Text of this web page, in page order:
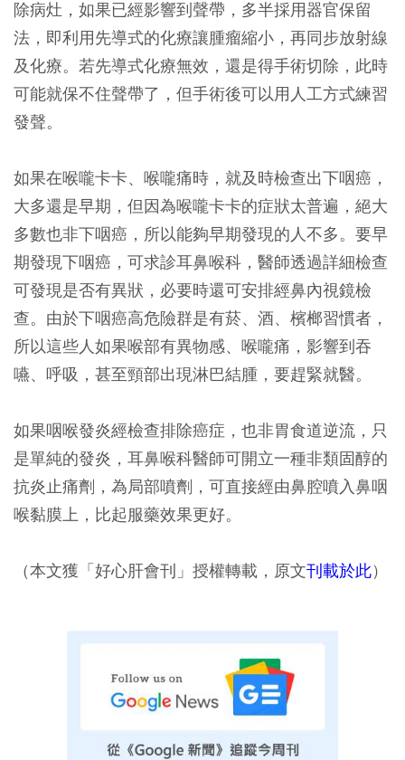
除病灶，如果已經影響到聲帶，多半採用器官保留
法，即利用先導式的化療讓腫瘤縮小，再同步放射線
及化療。若先導式化療無效，還是得手術切除，此時
可能就保不住聲帶了，但手術後可以用人工方式練習
發聲。
如果在喉嚨卡卡、喉嚨痛時，就及時檢查出下咽癌，
大多還是早期，但因為喉嚨卡卡的症狀太普遍，絕大
多數也非下咽癌，所以能夠早期發現的人不多。要早
期發現下咽癌，可求診耳鼻喉科，醫師透過詳細檢查
可發現是否有異狀，必要時還可安排經鼻內視鏡檢
查。由於下咽癌高危險群是有菸、酒、檳榔習慣者，
所以這些人如果喉部有異物感、喉嚨痛，影響到吞
嚥、呼吸，甚至頸部出現淋巴結腫，要趕緊就醫。
如果咽喉發炎經檢查排除癌症，也非胃食道逆流，只
是單純的發炎，耳鼻喉科醫師可開立一種非類固醇的
抗炎止痛劑，為局部噴劑，可直接經由鼻腔噴入鼻咽
喉黏膜上，比起服藥效果更好。
（本文獲「好心肝會刊」授權轉載，原文刊載於此）